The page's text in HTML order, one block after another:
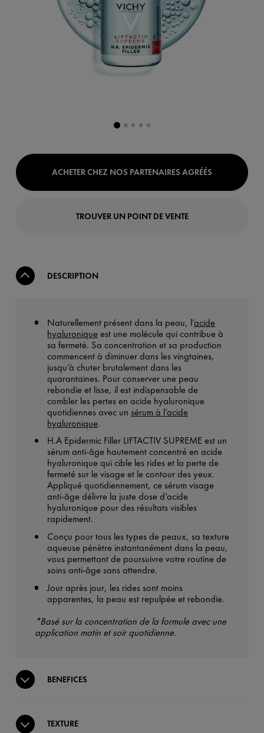
ACHETER CHEZ NOS PARTENAIRES AGRÉÉS
TROUVER UN POINT DE VENTE
DESCRIPTION
Naturellement présent dans la peau, l’acide
hyaluroniqueest une molécule qui contribue à
sa fermeté. Sa concentration et sa production
commencent à diminuer dans les vingtaines,
jusqu’à chuter brutalement dans les
quarantaines. Pour conserver une peau
rebondie et lisse, il est indispensable de
combler les pertes en acide hyaluronique
quotidiennes avec un sérum à l’acide
hyaluronique.
H.A Epidermic Filler LIFTACTIV SUPREME est un
sérum anti-âge hautement concentré en acide
hyaluronique qui cible les rides et la perte de
fermeté sur le visage et le contour des yeux.
Appliqué quotidiennement, ce sérum visage
anti-âge délivre la juste dose d’acide
hyaluronique pour des résultats visibles
rapidement.
Conçu pour tous les types de peaux, sa texture
aqueuse pénètre instantanément dans la peau,
vous permettant de poursuivre votre routine de
soins anti-âge sans attendre.
Jour après jour, les rides sont moins
apparentes, la peau est repulpée et rebondie.
*Basé sur la concentration de la formule avec une
application matin et soir quotidienne.
BENEFICES
TEXTURE